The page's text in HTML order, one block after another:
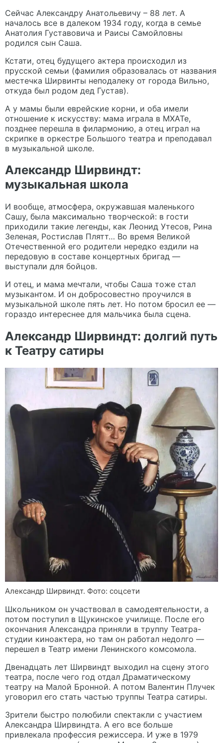
Сейчас Александру Анатольевичу – 88 лет. А
началось все в далеком 1934 году, когда в семье
Анатолия Густавовича и Раисы Самойловны
родился сын Саша.
Кстати, отец будущего актера происходил из
прусской семьи (фамилия образовалась от названия
местечка Ширвинты неподалеку от города Вильно,
откуда был родом дед Густав).
А у мамы были еврейские корни, и оба имели
отношение к искусству: мама играла в МХАТе,
позднее перешла в филармонию, а отец играл на
скрипке в оркестре Большого театра и преподавал
в музыкальной школе.
Александр Ширвиндт:
музыкальная школа
И вообще, атмосфера, окружавшая маленького
Сашу, была максимально творческой: в гости
приходили такие легенды, как Леонид Утесов, Рина
Зеленая, Ростислав Плятт… Во время Великой
Отечественной его родители нередко ездили на
передовую в составе концертных бригад —
выступали для бойцов.
И отец, и мама мечтали, чтобы Саша тоже стал
музыкантом. И он добросовестно проучился в
музыкальной школе пять лет. Но потом бросил ее —
гораздо интереснее для мальчика была сцена.
Александр Ширвиндт: долгий путь
к Театру сатиры
Александр Ширвиндт. Фото: соцсети
Школьником он участвовал в самодеятельности, а
потом поступил в Щукинское училище. После его
окончания Александра приняли в труппу Театра-
студии киноактера, но там он работал недолго —
перешел в Театр имени Ленинского комсомола.
Двенадцать лет Ширвиндт выходил на сцену этого
театра, после чего год отдал Драматическому
театру на Малой Бронной. А потом Валентин Плучек
уговорил его стать частью труппы Театра сатиры.
Зрители быстро полюбили спектакли с участием
Александра Ширвиндта. А его все больше
привлекала профессия режиссера. И уже в 1979